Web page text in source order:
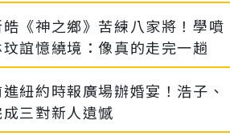
皓《神之鄉》苦練八家將！學噴
誼憶繞境：像真的走完一趟
紐約時報廣場辦婚宴！浩子、
三對新人遺憾